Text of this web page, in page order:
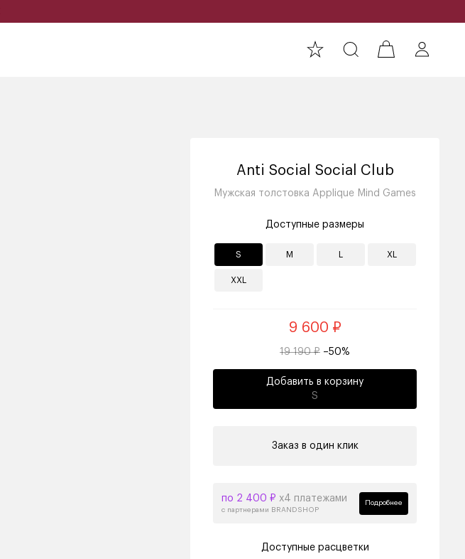
Anti Social Social Club
Мужская толстовка Applique Mind Games
Доступные размеры
S M XL
XXL
9 600 ₽
19 190 ₽ –50%
Добавить в корзину
S
Заказ в один клик
по 2 400 ₽ х4 платежами
с партнерами BRANDSHOP
Подробнее
Доступные расцветки